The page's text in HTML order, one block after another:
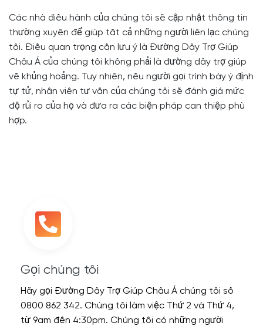
Các nhà điều hành của chúng tôi sẽ cập nhật thông tin
thường xuyên để giúp tất cả những người liên lạc chúng
tôi. Điều quan trọng cần lưu ý là Đường Dây Trợ Giúp
Châu Á của chúng tôi không phải là đường dây trợ giúp
về khủng hoảng. Tuy nhiên, nếu người gọi trình bày ý định
tự tử, nhân viên tư vấn của chúng tôi sẽ đánh giá mức
độ rủi ro của họ và đưa ra các biện pháp can thiệp phù
hợp.
Gọi chúng tôi
Hãy gọi Đường Dây Trợ Giúp Châu Á chúng tôi số
0800 862 342. Chúng tôi làm việc Thứ 2 và Thứ 4,
từ 9am đến 4:30pm. Chúng tôi có những người